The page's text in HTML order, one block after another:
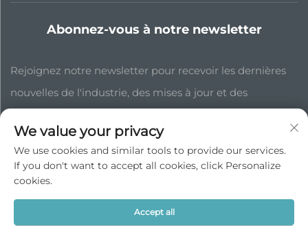
Abonnez-vous à notre newsletter
Rejoignez notre newsletter pour recevoir les dernières
nouvelles de l'industrie, des mises à jour et des
Subscribe
Droits d'auteur © JP China Trade Int’l Co., Ltd. Tous droits réservés -
We value your privacy
We use cookies and similar tools to provide our services.
If you don't want to accept all cookies, click Personalize
cookies.
Accept all